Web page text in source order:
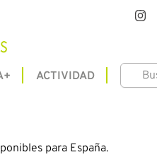
ACTIVIDAD
para España.